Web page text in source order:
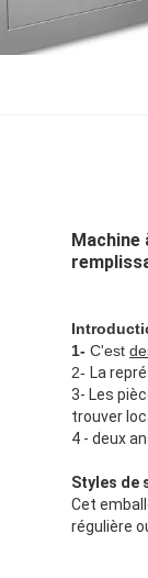
Machine
1- C'est
2- La
3- Les
trouver
4 - deux
Styles de
Cet
régulière